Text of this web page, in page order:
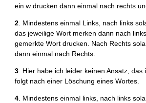
ein w drucken dann einmal nach rechts
2 . Mindestens einmal Links, nach links
das jeweilige Wort merken dann nach
gemerkte Wort drucken. Nach Rechts
dann einmal nach Rechts.
3 . Hier habe ich leider keinen Ansatz,
folgt nach einer Löschung eines Wortes.
4 . Mindestens einmal links, nach links